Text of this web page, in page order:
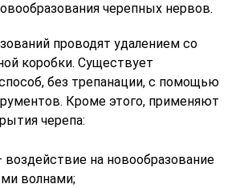
черепных нервов.
проводят удалением со
коробки. Существует
без трепанации, с помощью
Кроме этого, применяют
черепа:
воздействие на новообразование
волнами;